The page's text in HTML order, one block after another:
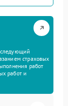
страховых
работ
работ и